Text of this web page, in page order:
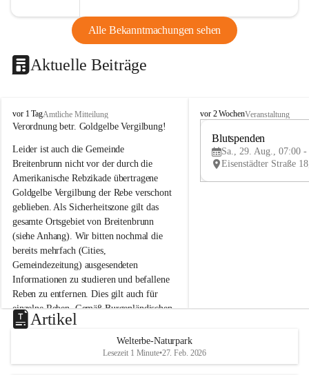
Alle Bekanntmachungen sehen
Aktuelle Beiträge
B
r
i
t
e
n
b
r
u
n
n
a
m
N
e
u
s
d
vor 1 TagAmtliche Mitteilung
Verordnung betr. Goldgelbe Vergilbung!
Leider ist auch die Gemeinde
Breitenbrunn nicht vor der durch die
Amerikanische Rebzikade übertragene
Goldgelbe Vergilbung der Rebe verschont
geblieben. Als Sicherheitszone gilt das
gesamte Ortsgebiet von Breitenbrunn
(siehe Anhang). Wir bitten nochmal die
bereits mehrfach (Cities,
Gemeindezeitung) ausgesendeten
Informationen zu studieren und befallene
Reben zu entfernen. Dies gilt auch für
einzelne Reben. Gemäß Burgenländischen
Weinbaugesetz sind nicht gepflegte oder
unzulässige Weingärten zu roden! Bitte
helfen wir zusammen um unsere Winzer
vor den prognostizierten Ernteausfällen
B
e
u
e
d
vor 2 WochenVeranstaltung
Blutspenden
Sa., 29. Aug., 07:00 -
Artikel
Welterbe-Naturpark
Lesezeit 1 Minute•27. Feb. 2026